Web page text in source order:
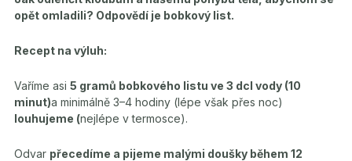
opět omladili? Odpovědí je bobkový list.
Recept na výluh:
Vaříme asi 5 gramů bobkového listu ve 3 dcl vody (10
minut)a minimálně 3–4 hodiny (lépe však přes noc)
louhujeme (nejlépe v termosce).
Odvar přecedíme a pijeme malými doušky během 12